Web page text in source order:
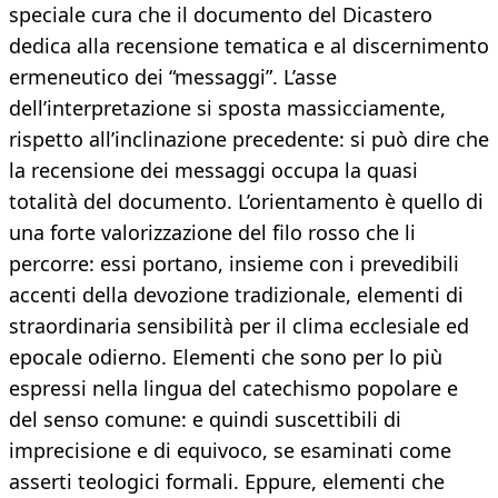
speciale cura che il documento del Dicastero
dedica alla recensione tematica e al discernimento
ermeneutico dei “messaggi”. L’asse
dell’interpretazione si sposta massicciamente,
rispetto all’inclinazione precedente: si può dire che
la recensione dei messaggi occupa la quasi
totalità del documento. L’orientamento è quello di
una forte valorizzazione del filo rosso che li
percorre: essi portano, insieme con i prevedibili
accenti della devozione tradizionale, elementi di
straordinaria sensibilità per il clima ecclesiale ed
epocale odierno. Elementi che sono per lo più
espressi nella lingua del catechismo popolare e
del senso comune: e quindi suscettibili di
imprecisione e di equivoco, se esaminati come
asserti teologici formali. Eppure, elementi che